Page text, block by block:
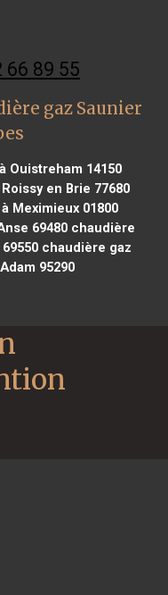
66 89 55
gaz Saunier
Ouistreham 14150
en Brie 77680
Meximieux 01800
69480chaudière
chaudière gaz
95290